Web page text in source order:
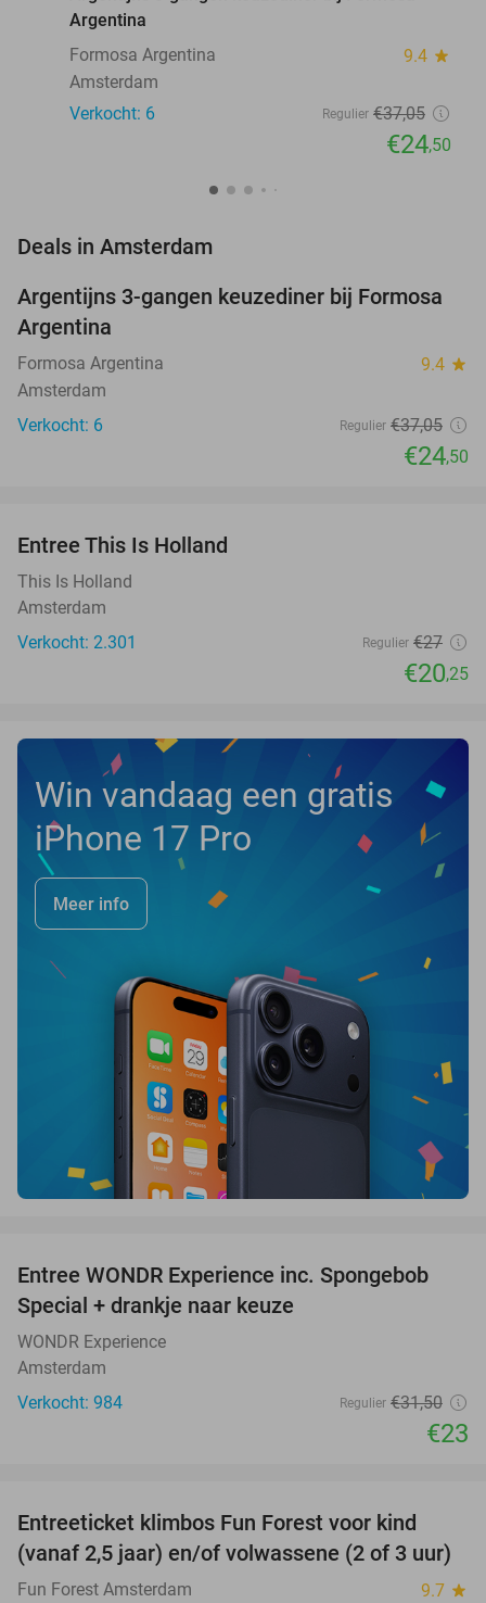
Argentina
Formosa Argentina
9.4 star
Amsterdam
Verkocht: 6
Regulier €37,05
€24,50
Deals in Amsterdam
34%
NEW
TODAY
Argentijns 3-gangen keuzediner bij Formosa
Argentina
Formosa Argentina 9.4 star
Amsterdam
Verkocht: 6
Regulier €37,05
€24,50
Entree This Is Holland
This Is Holland
Amsterdam
Verkocht: 2.301
Regulier €27
€20,25
Win vandaag een gratis
iPhone 17 Pro
Meer info
27%
Entree WONDR Experience inc. Spongebob
Special + drankje naar keuze
WONDR Experience
Amsterdam
Verkocht: 984
Regulier €31,50
€23
Entreeticket klimbos Fun Forest voor kind
(vanaf 2,5 jaar) en/of volwassene (2 of 3 uur)
Fun Forest Amsterdam 9.7 star